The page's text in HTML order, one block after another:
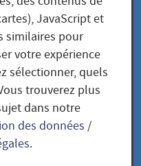
und
JavaScript et
similaires pour
votre expérience
sélectionner, quels
trouverez plus
dans notre
des données /
.